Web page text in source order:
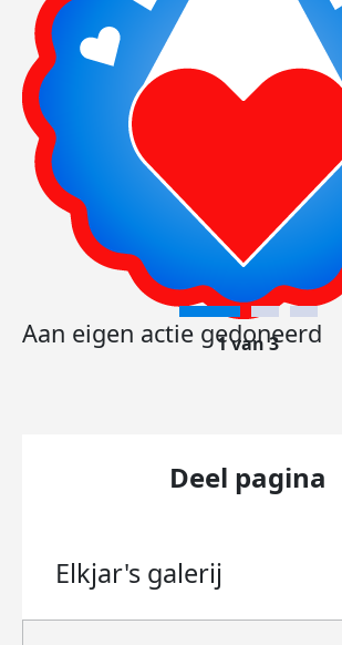
Aan eigen actie gedoneerd
1 van 3
Deel pagina
Elkjar's galerij